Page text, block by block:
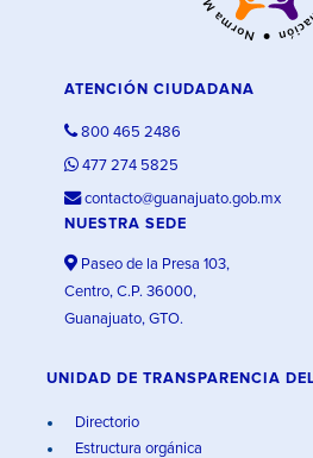
ATENCIÓN CIUDADANA
800 465 2486
477 274 5825
contacto@guanajuato.gob.mx
NUESTRA SEDE
Paseo de la Presa 103,
Centro, C.P. 36000,
Guanajuato, GTO.
UNIDAD DE TRANSPARENCIA
Directorio
Estructura orgánica